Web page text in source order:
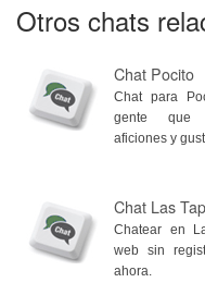
Otros chats
Chat Pocito
Chat para
gente que
aficiones y
Chat Las
Chatear en
web sin
ahora.